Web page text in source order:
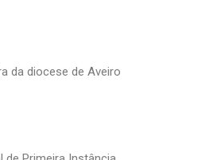
da diocese de Aveiro